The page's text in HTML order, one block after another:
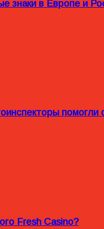
знаки в Европе и
Fresh Casino?